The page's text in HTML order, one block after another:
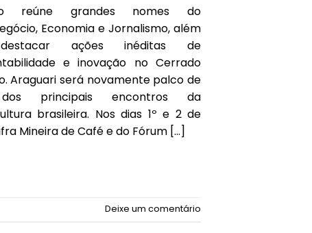
reúne grandes nomes do
Economia e Jornalismo, além
ações inéditas de
e inovação no Cerrado
Araguari será novamente palco de
principais encontros da
brasileira. Nos dias 1º e 2 de
Mineira de Café e do Fórum […]
Deixe um comentário